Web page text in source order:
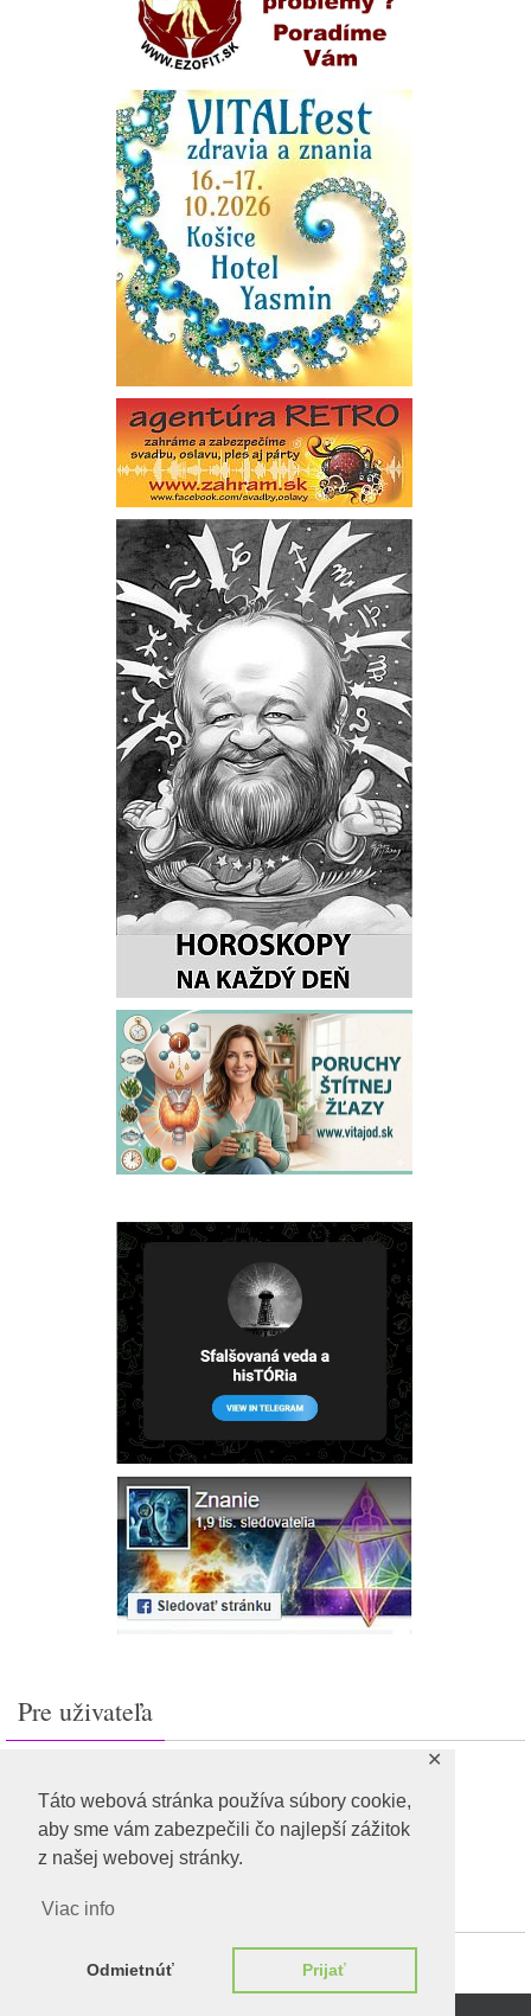
Táto webová stránka používa súbory cookie,
aby sme vám zabezpečili čo najlepší zážitok
z našej webovej stránky.
Viac info
Odmietnúť Prijať
✕
Pre uživateľa
Feed záznamov
RSS feed komentárov
WordPress.org